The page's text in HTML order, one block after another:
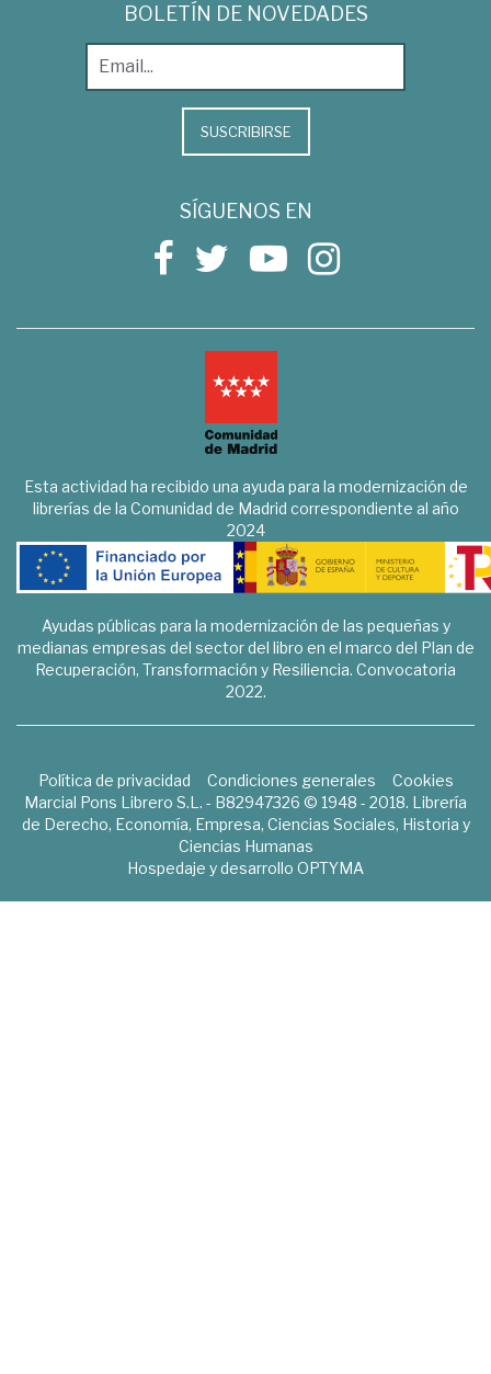
BOLETÍN DE NOVEDADES
SUSCRIBIRSE
SÍGUENOS EN
Esta actividad ha recibido una ayuda para la modernización de
librerías de la Comunidad de Madrid correspondiente al año
2024
Ayudas públicas para la modernización de las pequeñas y
medianas empresas del sector del libro en el marco del Plan de
Recuperación, Transformación y Resiliencia. Convocatoria
2022.
Política de privacidad Condiciones generales
Cookies
Marcial Pons Librero S.L. - B82947326 © 1948 - 2018. Librería
de Derecho, Economía, Empresa, Ciencias Sociales, Historia y
Ciencias Humanas
Hospedaje y desarrollo OPTYMA